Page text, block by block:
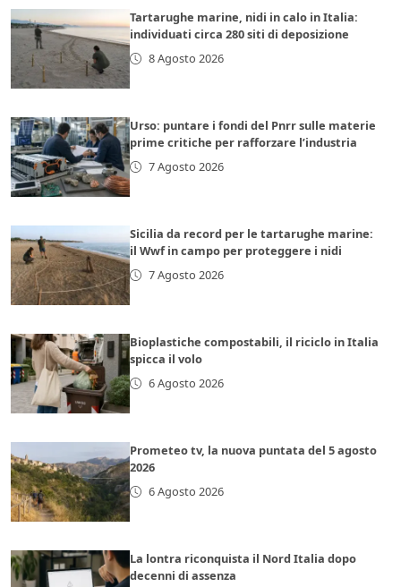
Tartarughe marine, nidi in calo in Italia:
individuati circa 280 siti di deposizione
8 Agosto 2026
Urso: puntare i fondi del Pnrr sulle materie
prime critiche per rafforzare l’industria
7 Agosto 2026
Sicilia da record per le tartarughe marine:
il Wwf in campo per proteggere i nidi
7 Agosto 2026
Bioplastiche compostabili, il riciclo in Italia
spicca il volo
6 Agosto 2026
Prometeo tv, la nuova puntata del 5 agosto
2026
6 Agosto 2026
La lontra riconquista il Nord Italia dopo
decenni di assenza